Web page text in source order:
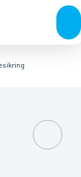
& smøremidler
Tætning- &